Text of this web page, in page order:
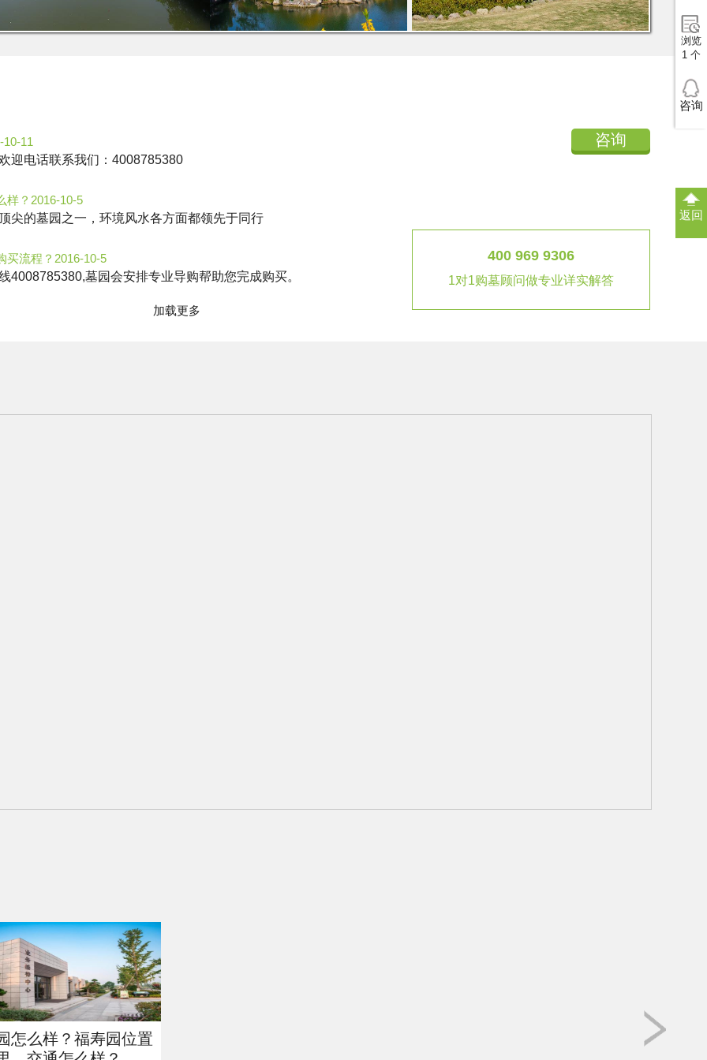
10-11
迎电话联系我们：4008785380
样？ 2016-10-5
尖的墓园之一，环境风水各方面都领先于同行
买流程？ 2016-10-5
4008785380,墓园会安排专业导购帮助您完成购买。
加载更多
400 969 9306
1对1购墓顾问做专业详实解答
咨询
怎么样？福寿园位置
浏览
1 个
咨询
返回